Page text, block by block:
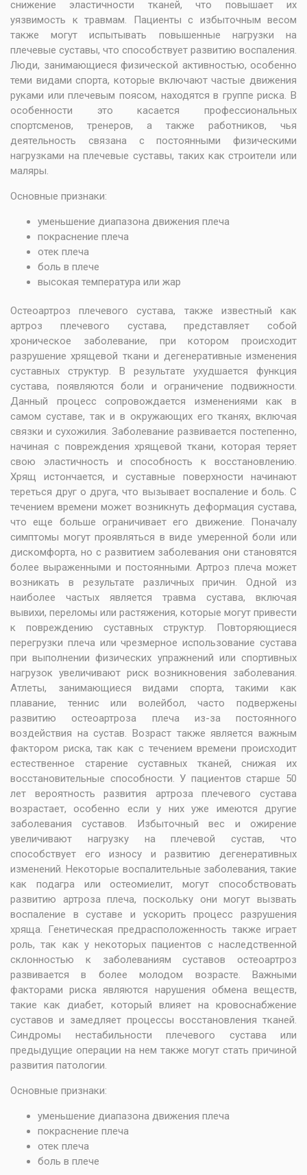
снижение эластичности тканей, что повышает их
уязвимость к травмам. Пациенты с избыточным весом
также могут испытывать повышенные нагрузки на
плечевые суставы, что способствует развитию воспаления.
Люди, занимающиеся физической активностью, особенно
теми видами спорта, которые включают частые движения
руками или плечевым поясом, находятся в группе риска. В
особенности это касается профессиональных
спортсменов, тренеров, а также работников, чья
деятельность связана с постоянными физическими
нагрузками на плечевые суставы, таких как строители или
маляры.
Основные признаки:
уменьшение диапазона движения плеча
покраснение плеча
отек плеча
боль в плече
высокая температура или жар
Остеоартроз плечевого сустава, также известный как
артроз плечевого сустава, представляет собой
хроническое заболевание, при котором происходит
разрушение хрящевой ткани и дегенеративные изменения
суставных структур. В результате ухудшается функция
сустава, появляются боли и ограничение подвижности.
Данный процесс сопровождается изменениями как в
самом суставе, так и в окружающих его тканях, включая
связки и сухожилия. Заболевание развивается постепенно,
начиная с повреждения хрящевой ткани, которая теряет
свою эластичность и способность к восстановлению.
Хрящ истончается, и суставные поверхности начинают
тереться друг о друга, что вызывает воспаление и боль. С
течением времени может возникнуть деформация сустава,
что еще больше ограничивает его движение. Поначалу
симптомы могут проявляться в виде умеренной боли или
дискомфорта, но с развитием заболевания они становятся
более выраженными и постоянными. Артроз плеча может
возникать в результате различных причин. Одной из
наиболее частых является травма сустава, включая
вывихи, переломы или растяжения, которые могут привести
к повреждению суставных структур. Повторяющиеся
перегрузки плеча или чрезмерное использование сустава
при выполнении физических упражнений или спортивных
нагрузок увеличивают риск возникновения заболевания.
Атлеты, занимающиеся видами спорта, такими как
плавание, теннис или волейбол, часто подвержены
развитию остеоартроза плеча из-за постоянного
воздействия на сустав. Возраст также является важным
фактором риска, так как с течением времени происходит
естественное старение суставных тканей, снижая их
восстановительные способности. У пациентов старше 50
лет вероятность развития артроза плечевого сустава
возрастает, особенно если у них уже имеются другие
заболевания суставов. Избыточный вес и ожирение
увеличивают нагрузку на плечевой сустав, что
способствует его износу и развитию дегенеративных
изменений. Некоторые воспалительные заболевания, такие
как подагра или остеомиелит, могут способствовать
развитию артроза плеча, поскольку они могут вызвать
воспаление в суставе и ускорить процесс разрушения
хряща. Генетическая предрасположенность также играет
роль, так как у некоторых пациентов с наследственной
склонностью к заболеваниям суставов остеоартроз
развивается в более молодом возрасте. Важными
факторами риска являются нарушения обмена веществ,
такие как диабет, который влияет на кровоснабжение
суставов и замедляет процессы восстановления тканей.
Синдромы нестабильности плечевого сустава или
предыдущие операции на нем также могут стать причиной
развития патологии.
Основные признаки:
уменьшение диапазона движения плеча
покраснение плеча
отек плеча
боль в плече